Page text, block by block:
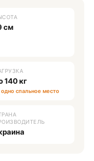
см
140 кг
одно спальное место